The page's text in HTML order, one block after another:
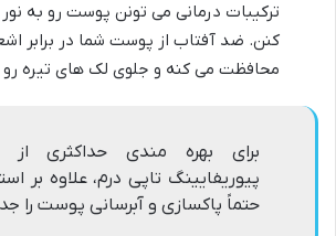
ترکیبات درمانی می تونن پوست رو به
محافظت می کنه و جلوی لک های تیره
برای بهره مندی حداکثری
پیوریفایینگ تاپی درم، علاوه بر
حتماً پاکسازی و آبرسانی پوست را